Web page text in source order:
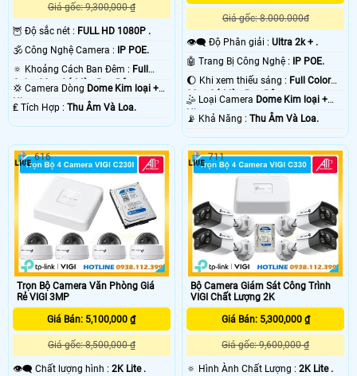
Giá gốc: 9,300,000 ₫
🦉 Độ sắc nét : FULL HD 1080P .
🕉️ Công Nghệ Camera :
IP POE.
🔅 Khoảng Cách Ban Đêm : Full
Color 30m Có Màu Ban Ðêm.
💢 Camera Dòng Dome Kim loại +
Nhựa.
️₤ Tích Hợp : Thu Âm Và Loa.
Giá gốc: 8.000.000đ
👁️‍🗨 Độ Phân giải :Ultra 2k + .
🤖️ Trang Bị Công Nghệ :
IP POE.
🌔 Khi xem thiếu sáng : Full Color
30m Có Màu Ban Ðêm.
🤹 Loại Camera Dome Kim loại +
Nhựa.
️📡 Khả Năng :Thu Âm Và Loa.
Trọn Bộ Camera Văn Phòng Giá
Rẻ VIGI 3MP
Giá Bán: 5,100,000 ₫
Giá gốc: 8,500,000 ₫
👁️‍🗨 Chất lượng hình : 2K Lite .
616
Bộ Camera Giám Sát Công Trình
VIGI Chất Lượng 2K
Giá Bán: 5,300,000 ₫
Giá gốc: 9,600,000 ₫
🔅 Hình Ành Chất Lượng :2K Lite .
711